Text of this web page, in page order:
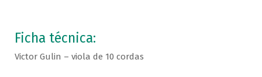
Ficha técnica:
Victor Gulin – viola de 10 cordas